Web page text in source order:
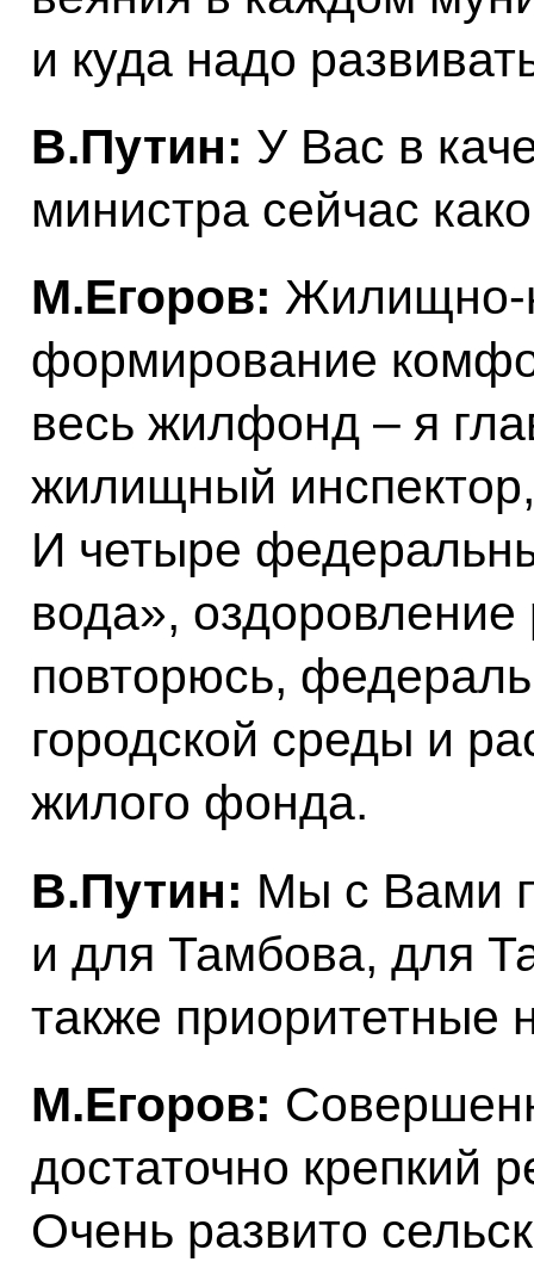
и куда надо
В.Путин: У Вас в
министра сейчас
М.Егоров: Жилищно-
формирование
весь жилфонд – я
жилищный
И четыре
вода», оздоровление
повторюсь,
городской среды и
жилого фонда.
В.Путин: Мы с Вами
и для Тамбова, для
также приоритетные
М.Егоров:
достаточно крепкий
Очень развито